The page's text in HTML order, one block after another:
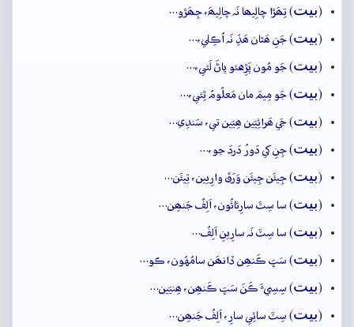
(بيت) تِھَڙا چالِيھا نَہ چالِيھَ، جِھَڙو…
(بيت) جَنِ ھَٿان ھَڏِ نَہ اُڪِلي،…
(بيت) جَو مُون پَڙِهئو پاڻَ لَئي،…
(بيت) جَو مِيمَ مان مَعلُومُ ٿِئي،…
(بيت) جَي ھَرائِيَين ھِيَين تي، سَندِي…
(بيت) جِنِ کي دَورُ دَردَ جو،…
(بيت) جِيئَن جِيئَن وَرَقَ وارِيين، تِيئَن…
(بيت) سا سِٽَ سارِئائُون، اَلِفُ جَنھِن…
(بيت) سا سِٽَ نَہ سارِينِ اَلِفُ…
(بيت) سَڀَ ڪَنھِن ڏانھَن سامُهُون، ڪو…
(بيت) سِسِيءَ ڪَنَ سَڀَ ڪَنھِن، ھِنيَين…
(بيت) سِٽَ سائِي سارِ، اَلِفُ جَنھِن…